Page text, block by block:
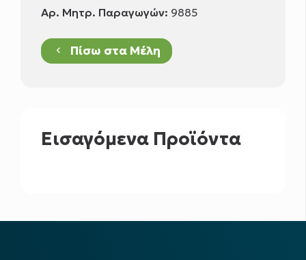
Αρ. Μητρ. Παραγωγών: 9885
keyboard_arrow_left Πίσω στα Μέλη
Εισαγόμενα Προϊόντα